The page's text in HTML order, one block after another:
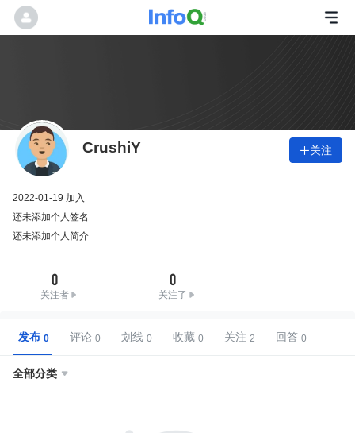
CrushiY 关注
2022-01-19 加入
还未添加个人签名
还未添加个人简介
0
关注者
0
关注了
发布 评论 划线 收藏 关注 回答
全部分类 